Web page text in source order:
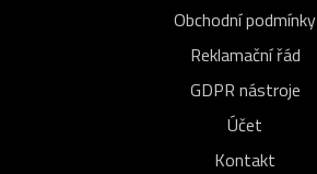
Obchodní podmínky
Reklamační řád
GDPR nástroje
Účet
Kontakt